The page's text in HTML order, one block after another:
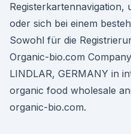
Registerkartennavigation,
oder sich bei einem
Sowohl für die
Organic-bio.com
LINDLAR, GERMANY in
organic food wholesale
organic-bio.com.